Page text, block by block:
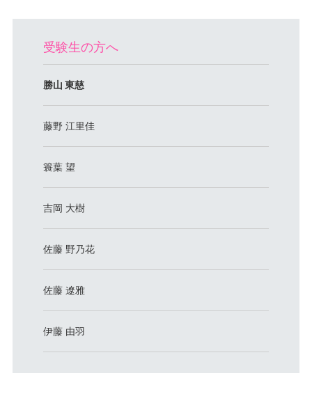
受験生の方へ
勝山 東慈
藤野 江里佳
簑葉 望
吉岡 大樹
佐藤 野乃花
佐藤 遼雅
伊藤 由羽